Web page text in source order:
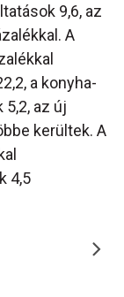
9,6, az
A
a konyha-
az új
kerültek. A
4,5